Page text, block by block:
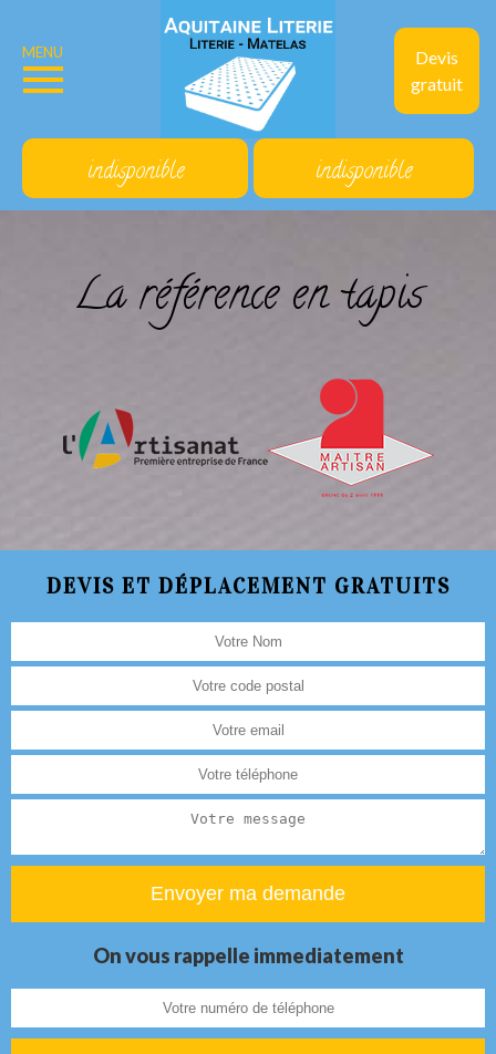
Devis
gratuit
MENU
indisponible indisponible
La référence en tapis
DEVIS ET DÉPLACEMENT GRATUITS
On vous rappelle immediatement